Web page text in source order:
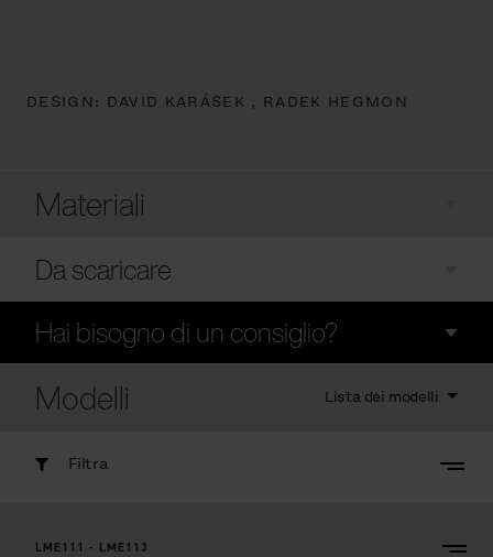
DESIGN: DAVID KARÁSEK , RADEK HEGMON
Materiali
Da scaricare
Hai bisogno di un consiglio?
Modelli Lista dei modelli
Filtra
LME111 - LME113